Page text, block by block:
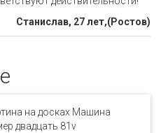
Станислав, 27 лет,(Ростов)
на досках Машина
двадцать 81v